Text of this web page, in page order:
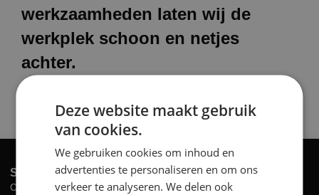
werkzaamheden laten wij de
werkplek schoon en netjes
achter.
SERVICES
Complete Renovatie
Deze website maakt gebruik
van cookies.
We gebruiken cookies om inhoud en
advertenties te personaliseren en om ons
verkeer te analyseren. We delen ook